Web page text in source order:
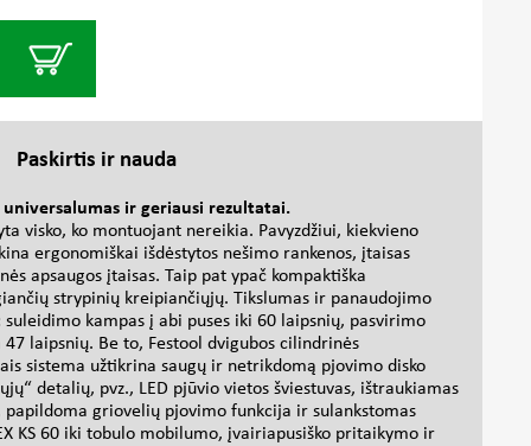
Paskirtis ir nauda
ir geriausi rezultatai.
visko, ko montuojant nereikia. Pavyzdžiui, kiekvieno
ergonomiškai išdėstytos nešimo rankenos, įtaisas
apsaugos įtaisas. Taip pat ypač kompaktiška
strypinių kreipiančiųjų. Tikslumas ir panaudojimo
kampas į abi puses iki 60 laipsnių, pasvirimo
laipsnių. Be to, Festool dvigubos cilindrinės
sistema užtikrina saugų ir netrikdomą pjovimo disko
detalių, pvz., LED pjūvio vietos šviestuvas, ištraukiamas
griovelių pjovimo funkcija ir sulankstomas
KS 60 iki tobulo mobilumo, įvairiapusiško pritaikymo ir